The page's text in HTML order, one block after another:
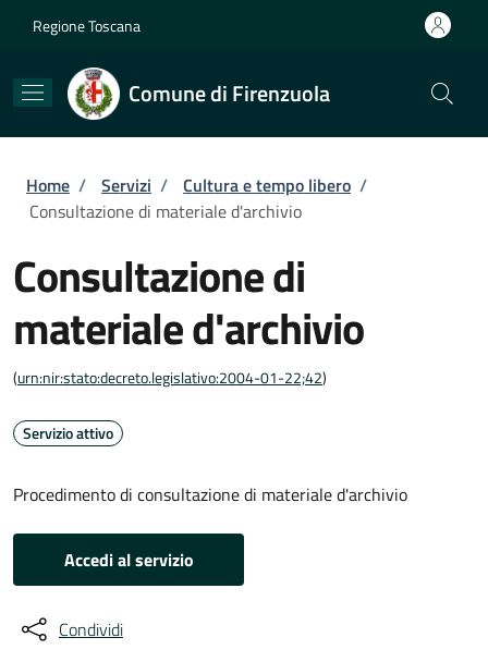
Regione Toscana
Comune di Firenzuola
Briciole di pane
Home / Servizi / Cultura e tempo libero /
Consultazione di materiale d'archivio
Consultazione di
materiale d'archivio
(urn:nir:stato:decreto.legislativo:2004-01-22;42)
Servizio attivo
Procedimento di consultazione di materiale d'archivio
Accedi al servizio
Condividi